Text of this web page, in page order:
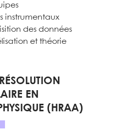
instrumentaux
des données
et théorie
EN
(HRAA)